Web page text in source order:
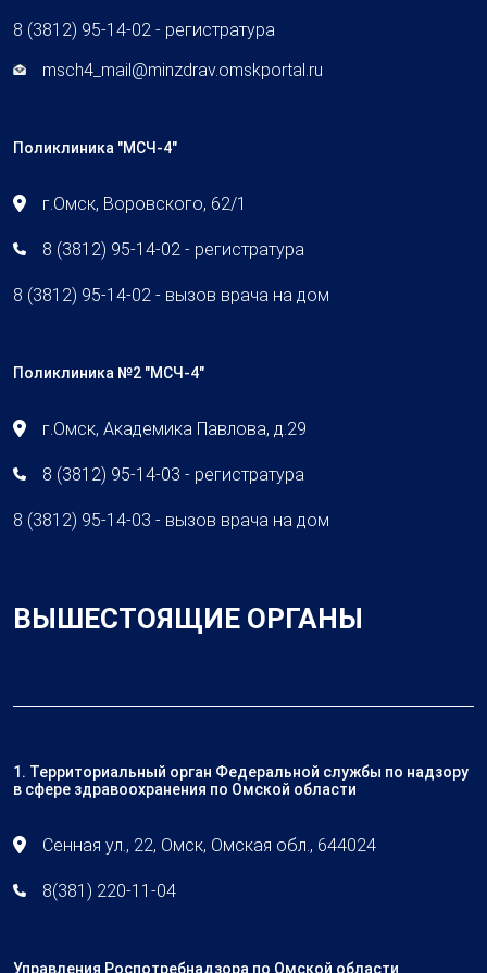
8 (3812) 95-14-02 - регистратура
msch4_mail@minzdrav.omskportal.ru
Поликлиника "МСЧ-4"
г.Омск, Воровского, 62/1
8 (3812) 95-14-02 - регистратура
8 (3812) 95-14-02 - вызов врача на дом
Поликлиника №2 "МСЧ-4"
г.Омск, Академика Павлова, д.29
8 (3812) 95-14-03 - регистратура
8 (3812) 95-14-03 - вызов врача на дом
ВЫШЕСТОЯЩИЕ ОРГАНЫ
1. Территориальный орган Федеральной службы по надзору
в сфере здравоохранения по Омской области
Сенная ул., 22, Омск, Омская обл., 644024
8(381) 220-11-04
Управления Роспотребнадзора по Омской области